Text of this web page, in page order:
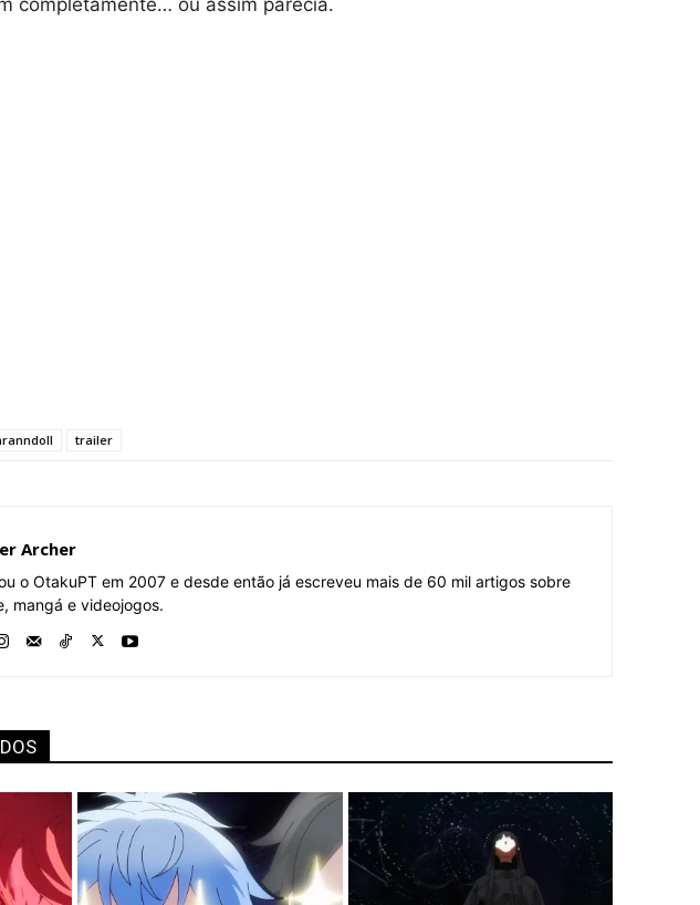
trailer
Archer
o OtakuPT em 2007 e desde então já escreveu mais de 60 mil artigos sobre
mangá e videojogos.